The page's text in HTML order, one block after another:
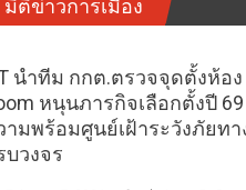
มิติข่าวการเมือง
นำทีม กกต.ตรวจจุดตั้งห้อง
หนุนภารกิจเลือกตั้งปี
ามพร้อมศูนย์เฝ้าระวังภัยทา
บวงจร